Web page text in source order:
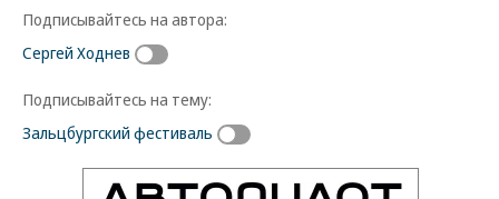
Подписывайтесь на автора:
Сергей Ходнев
Подписывайтесь на тему:
Зальцбургский фестиваль